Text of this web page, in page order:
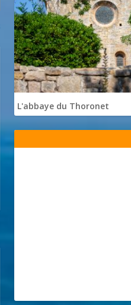
L'abbaye du Thoronet